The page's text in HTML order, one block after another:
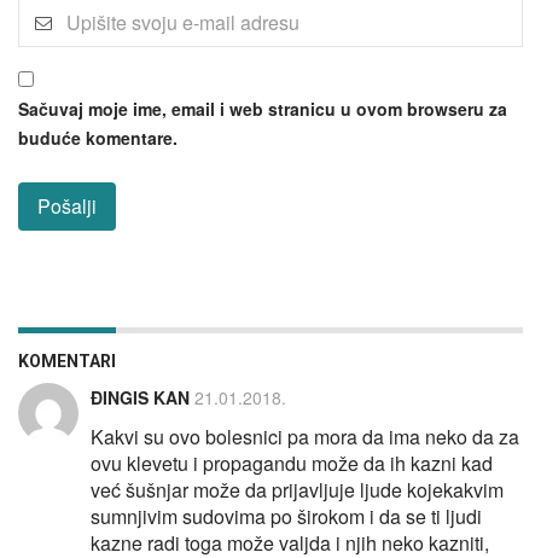
Sačuvaj moje ime, email i web stranicu u ovom browseru za
buduće komentare.
KOMENTARI
ĐINGIS KAN 21.01.2018.
Kakvi su ovo bolesnici pa mora da ima neko da za
ovu klevetu i propagandu može da ih kazni kad
već šušnjar može da prijavljuje ljude kojekakvim
sumnjivim sudovima po širokom i da se ti ljudi
kazne radi toga može valjda i njih neko kazniti,